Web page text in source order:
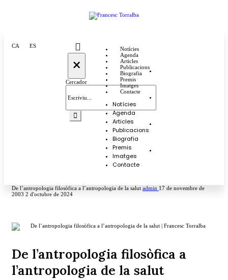
CA ES
×
Cercador
Notícies
Agenda
Articles
Publicacions
Biografia
Premis
Imatges
Contacte
Notícies
Agenda
Articles
Publicacions
Biografia
Premis
Imatges
Contacte
De l’antropologia filosòfica a l’antropologia de la salut admin 17 de novembre de
2003 2 d'octubre de 2024
De l’antropologia filosòfica a
l’antropologia de la salut